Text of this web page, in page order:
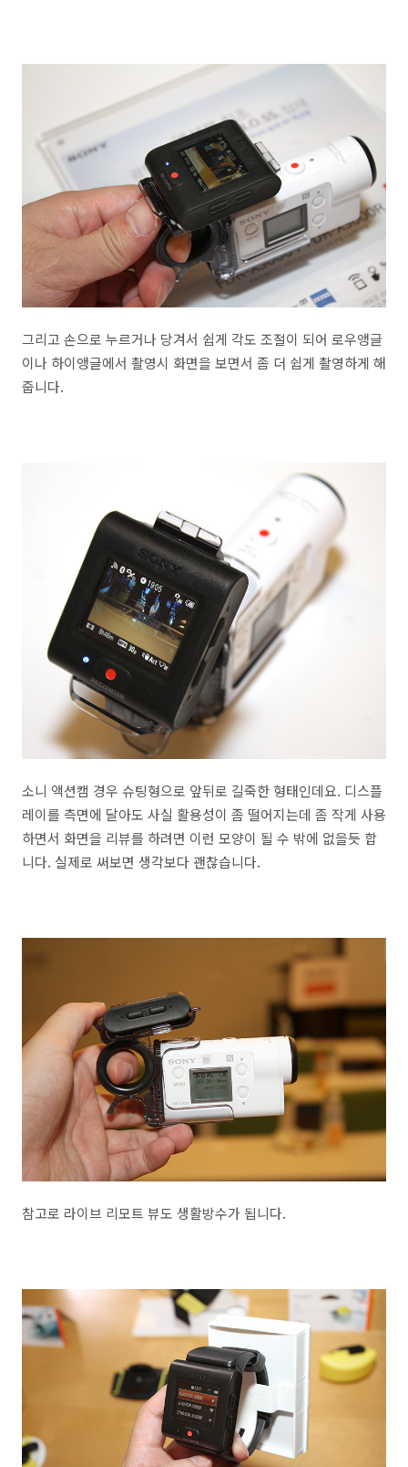
그리고 손으로 누르거나 당겨서 쉽게 각도 조절이 되어 로우앵글
이나 하이앵글에서 촬영시 화면을 보면서 좀 더 쉽게 촬영하게 해
줍니다.
소니 액션캠 경우 슈팅형으로 앞뒤로 길죽한 형태인데요. 디스플
레이를 측면에 달아도 사실 활용성이 좀 떨어지는데 좀 작게 사용
하면서 화면을 리뷰를 하려면 이런 모양이 될 수 밖에 없을듯 합
니다. 실제로 써보면 생각보다 괜찮습니다.
참고로 라이브 리모트 뷰도 생활방수가 됩니다.